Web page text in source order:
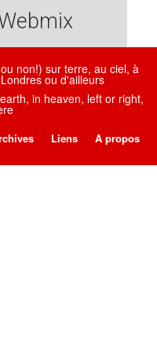
non!) sur terre, au ciel, à
ou d'ailleurs
in heaven, left or right,
Liens A propos